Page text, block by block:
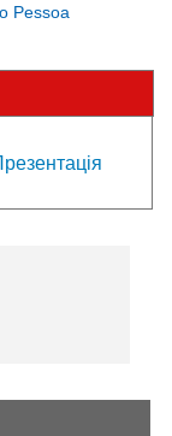
Pessoa